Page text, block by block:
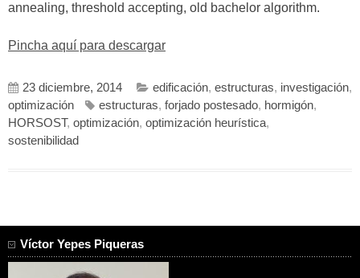
annealing, threshold accepting, old bachelor algorithm.
Pincha aquí para descargar
23 diciembre, 2014 edificación, estructuras, investigación,
optimización
estructuras, forjado postesado, hormigón,
HORSOST, optimización, optimización heurística,
sostenibilidad
Víctor Yepes Piqueras